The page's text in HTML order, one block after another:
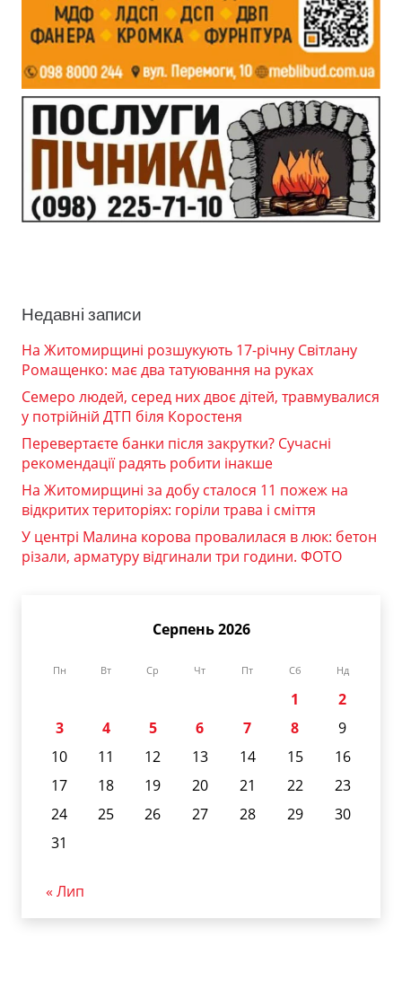
Недавні записи
На Житомирщині розшукують 17-річну Світлану
Ромащенко: має два татуювання на руках
Семеро людей, серед них двоє дітей, травмувалися
у потрійній ДТП біля Коростеня
Перевертаєте банки після закрутки? Сучасні
рекомендації радять робити інакше
На Житомирщині за добу сталося 11 пожеж на
відкритих територіях: горіли трава і сміття
У центрі Малина корова провалилася в люк: бетон
різали, арматуру відгинали три години. ФОТО
Серпень 2026
Пн Вт Ср Чт Пт Сб Нд
1
2
3
4 5 6 7 8
9
10
11 12 13 14 15
16
17
18 19 20 21 22
23
24
25 26 27 28 29
30
31
« Лип